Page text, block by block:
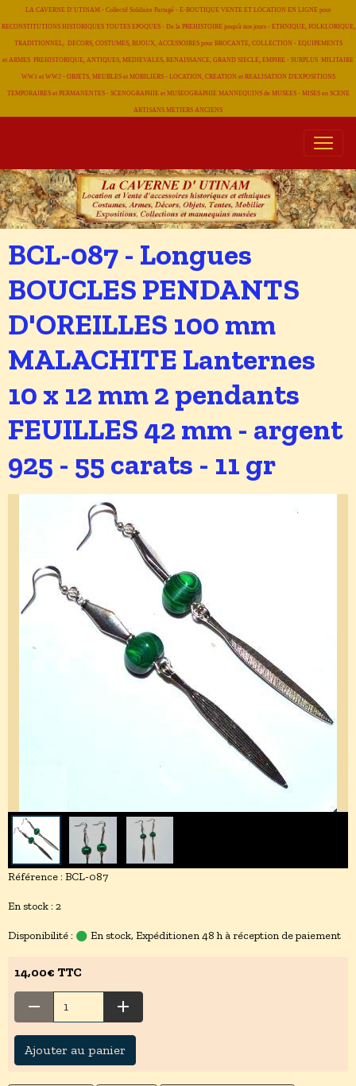
LA CAVERNE D' UTINAM - Collectif Solidaire Partagé - E-BOUTIQUE VENTE ET LOCATION EN LIGNE pour
RECONSTITUTIONS HISTORIQUES TOUTES EPOQUES - De la PREHISTOIRE jusqu'à nos jours - ETHNIQUE, FOLKLORIQUE,
TRADITIONNEL, DECORS, COSTUMES, BIJOUX, ACCESSOIRES pour BROCANTE, COLLECTION - EQUIPEMENTS
et ARMES PREHISTORIQUE, ANTIQUES, MEDIEVALES, RENAISSANCE, GRAND SIECLE, EMPIRE - SURPLUS MILITAIRE
WW1 et WW2 - OBJETS, MEUBLES et MOBILIERS - LOCATION, CREATION et REALISATION D'EXPOSITIONS
TEMPORAIRES et PERMANENTES - SCENOGRAPHIE et MUSEOGRAPHIE MANNEQUINS de MUSEES - MISES en SCENE
ARTISANS METIERS ANCIENS
BCL-087 - Longues
BOUCLES PENDANTS
D'OREILLES 100 mm
MALACHITE Lanternes
10 x 12 mm 2 pendants
FEUILLES 42 mm - argent
925 - 55 carats - 11 gr
Référence : BCL-087
En stock : 2
Disponibilité : En stock, Expéditionen 48 h à réception de paiement
14,00€ TTC
Ajouter au panier